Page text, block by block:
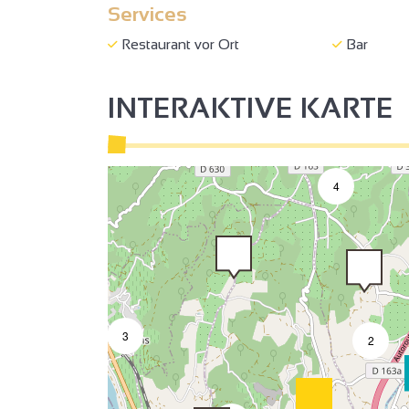
Services
Restaurant vor Ort Bar
INTERAKTIVE KARTE
4
3 2